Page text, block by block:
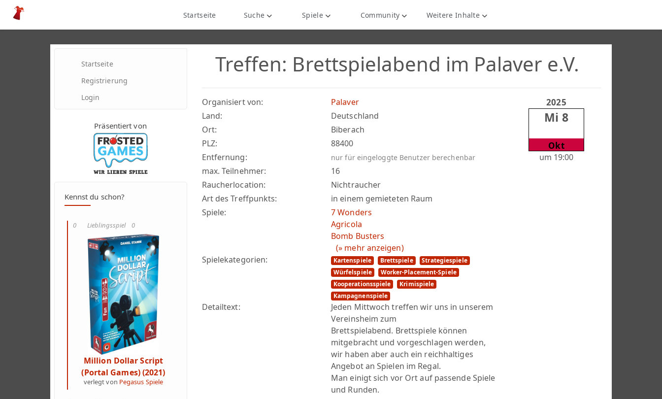
Startseite Suche Spiele Community Weitere Inhalte
Startseite
Registrierung
Login
Präsentiert von
Kennst du schon?
0 Lieblingsspiel 0
Million Dollar Script
(Portal Games) (2021)
verlegt von Pegasus Spiele
Treffen: Brettspielabend im Palaver e.V.
Organisiert von:
Palaver
Land:
Deutschland
Ort:
Biberach
PLZ:
88400
Entfernung:
nur für eingeloggte Benutzer berechenbar
max. Teilnehmer:
16
Raucherlocation:
Nichtraucher
Art des Treffpunkts:
in einem gemieteten Raum
Spiele:
7 Wonders
Agricola
Bomb Busters
(» mehr anzeigen)
Spielekategorien:
Kartenspiele Brettspiele
Strategiespiele
Würfelspiele
Worker-Placement-Spiele
Kooperationsspiele
Krimispiele
Kampagnenspiele
Detailtext:
Jeden Mittwoch treffen wir uns in unserem
Vereinsheim zum
Brettspielabend. Brettspiele können
mitgebracht und vorgeschlagen werden,
wir haben aber auch ein reichhaltiges
Angebot an Spielen im Regal.
Man einigt sich vor Ort auf passende Spiele
und Runden.
2025
Mi 8
Okt
um 19:00